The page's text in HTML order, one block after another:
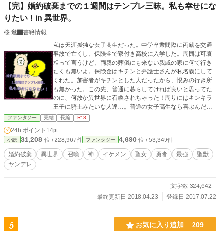
【完】婚約破棄までの１週間はテンプレ三昧。私も幸せにな
りたい！in 異世界。
桜 鴬
書籍情報
私は天涯孤独な女子高生だった。中学卒業間際に両親を交通
事故で亡くし、保険金で寮付き高校に入学した。周囲は可哀
相って言うけど、両親の葬儀にも来ない親戚の家に何て行き
たくも無いよ。保険金はキチンと弁護士さんが私名義にして
くれた。加害者がキチンとした人だったから、恨みの行き所
も無かった。この先、普通に暮らしてければ良いと思ってた
のに、何故か異世界に召喚されちゃった！周りにはキンキラ
王子に騎士みたいな人達…。普通の女子高生なら喜ぶんだろ
うな。でも私はテンプレ嫌いなんだよね。元に戻して！数千
万の保険金どうなるの？私が死んだら親戚に行くんだよね？
しかも召喚した王子に拒否られた。なのに戻れない？なら勝
手にさせて貰います。女々しい王子なんて此方から願い下げ
よ。私は私だけをを愛してくれる、優しい旦那を探しに行き
ますよ～だ！ 異世界トリップ定番の、婚約破棄まで１週間。
要？）恋愛→ファンタジー。設定一部弄りました。m(__)m
ファンタジー 完結 長編 R18
24h.ポイント 14pt
小説 31,208 位 / 228,967件 ファンタジー 4,690 位 / 53,349件
婚約破棄 異世界 召喚 神 イケメン 聖女 勇者 最強
聖獣
ヤンデレ
文字数 324,642
最終更新日 2018.04.23
登録日 2017.07.22
5 お気に入り追加 209